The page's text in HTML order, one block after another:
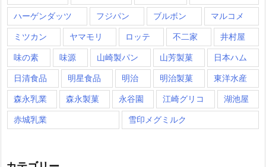
ハーゲンダッツ フジパン ブルボン マルコメ
ミツカン ヤマモリ ロッテ 不二家 井村屋
味の素 味源 山崎製パン 山芳製菓 日本ハム
日清食品 明星食品 明治 明治製菓 東洋水産
森永乳業 森永製菓 永谷園 江崎グリコ 湖池屋
赤城乳業 雪印メグミルク